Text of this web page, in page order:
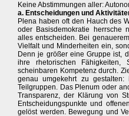
Keine Abstimmungen aller:
a. Entscheidungen und
Plena haben oft den Hauch des
oder Basisdemokratie herrsche
alles entscheiden. Bei
Vielfalt und Minderheiten ein,
Denn je größer eine Gruppe ist,
ihre rhetorischen Fähigkeiten,
scheinbaren Kompetenz durch.
genau umgekehrt zu gestalten:
Teilgruppen. Das Plenum oder
Transparenz, der Klärung von
Entscheidungspunkte und
gelöst werden. Bewegung und